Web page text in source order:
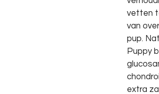
vetten
van
pup.
Puppy
extra